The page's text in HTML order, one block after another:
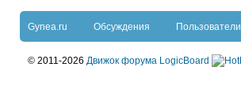
Gynea.ru Обсуждения Пользователи
© 2011-2026 Движок форума LogicBoard